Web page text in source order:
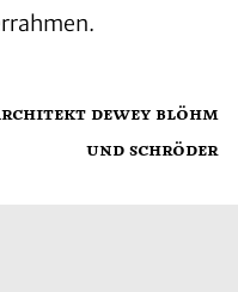
dewey blöhm
und schröder